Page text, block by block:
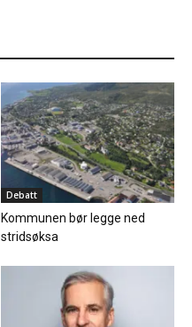
Debatt
Kommunen bør legge ned
stridsøksa